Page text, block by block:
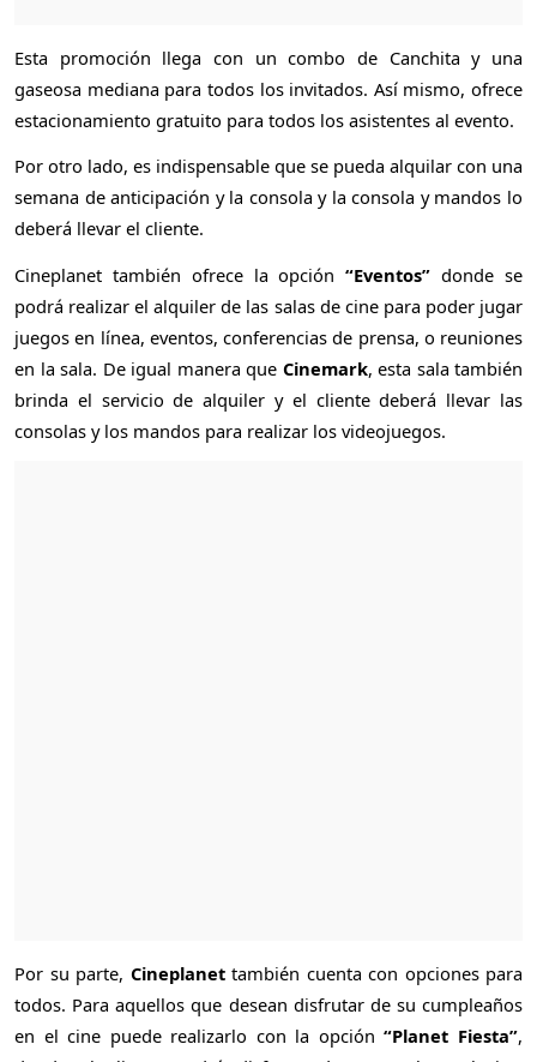
Esta promoción llega con un combo de Canchita y una
gaseosa mediana para todos los invitados. Así mismo, ofrece
estacionamiento gratuito para todos los asistentes al evento.
Por otro lado, es indispensable que se pueda alquilar con una
semana de anticipación y la consola y la consola y mandos lo
deberá llevar el cliente.
Cineplanet también ofrece la opción“Eventos” donde se
podrá realizar el alquiler de las salas de cine para poder jugar
juegos en línea, eventos, conferencias de prensa, o reuniones
en la sala. De igual manera que Cinemark, esta sala también
brinda el servicio de alquiler y el cliente deberá llevar las
consolas y los mandos para realizar los videojuegos.
Por su parte, Cineplanet también cuenta con opciones para
todos. Para aquellos que desean disfrutar de su cumpleaños
en el cine puede realizarlo con la opción“Planet Fiesta”,